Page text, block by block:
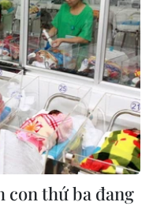
con thứ ba đang